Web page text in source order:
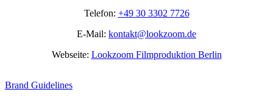
Telefon: +49 30 3302 7726
E-Mail: kontakt@lookzoom.de
Webseite: Lookzoom Filmproduktion Berlin
Brand Guidelines